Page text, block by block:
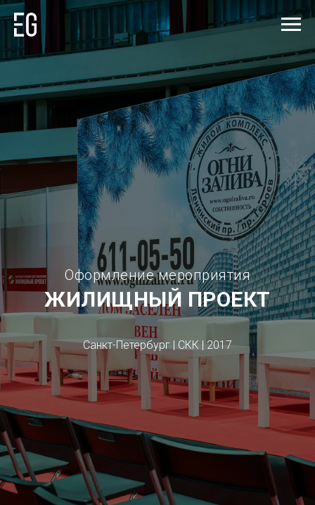
Оформление мероприятия
ЖИЛИЩНЫЙ ПРОЕКТ
Санкт-Петербург | СКК | 2017